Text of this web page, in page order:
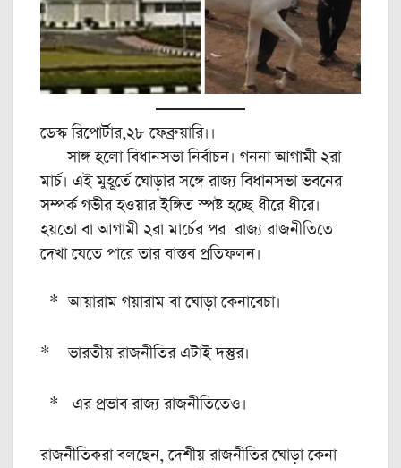
ডেস্ক রিপোর্টার,২৮ ফেব্রুয়ারি।।
সাঙ্গ হলো বিধানসভা নির্বাচন। গননা আগামী ২রা
মার্চ। এই মুহূর্তে ঘোড়ার সঙ্গে রাজ্য বিধানসভা ভবনের
সম্পর্ক গভীর হওয়ার ইঙ্গিত স্পষ্ট হচ্ছে ধীরে ধীরে।
হয়তো বা আগামী ২রা মার্চের পর রাজ্য রাজনীতিতে
দেখা যেতে পারে তার বাস্তব প্রতিফলন।
* আয়ারাম গয়ারাম বা ঘোড়া কেনাবেচা।
* ভারতীয় রাজনীতির এটাই দস্তুর।
* এর প্রভাব রাজ্য রাজনীতিতেও।
রাজনীতিকরা বলছেন, দেশীয় রাজনীতির ঘোড়া কেনা